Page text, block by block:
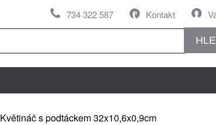
Kontakt
734 322 587
Květináč s podtáckem 32x10,6x0,9cm